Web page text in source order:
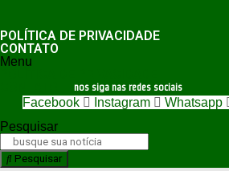
POLÍTICA DE PRIVACIDADE
CONTATO
Menu
nos siga nas redes sociais
Facebook Instagram
Whatsapp
Pesquisar
Pesquisar